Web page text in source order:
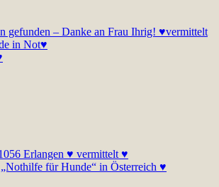
gefunden – Danke an Frau Ihrig! ♥vermittelt
in Not♥
Erlangen ♥ vermittelt ♥
für Hunde“ in Österreich ♥